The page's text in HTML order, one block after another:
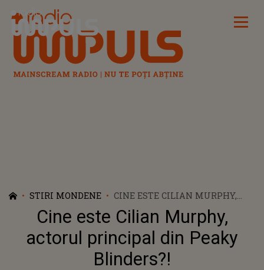
Radio Impuls
STIRI MONDENE
CINE ESTE CILIAN MURPHY,
ACTORUL PRINCIPAL DIN
PEAKY BLINDERS?!
Cine este Cilian Murphy,
actorul principal din Peaky
Blinders?!